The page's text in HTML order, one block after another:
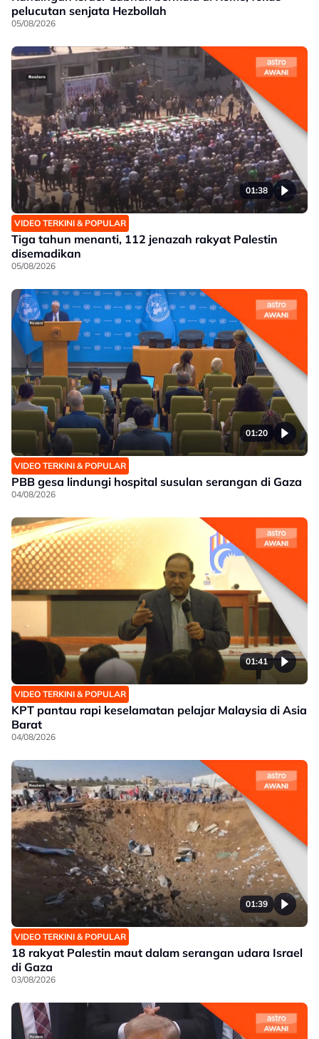
pelucutan senjata Hezbollah
05/08/2026
01:38
VIDEO TERKINI & POPULAR
Tiga tahun menanti, 112 jenazah rakyat Palestin
disemadikan
05/08/2026
01:20
VIDEO TERKINI & POPULAR
PBB gesa lindungi hospital susulan serangan di Gaza
04/08/2026
01:41
VIDEO TERKINI & POPULAR
KPT pantau rapi keselamatan pelajar Malaysia di Asia
Barat
04/08/2026
01:39
VIDEO TERKINI & POPULAR
18 rakyat Palestin maut dalam serangan udara Israel
di Gaza
03/08/2026